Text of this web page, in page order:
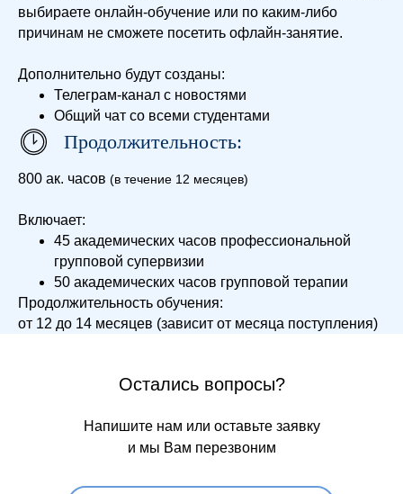
выбираете онлайн-обучение или по каким-либо
причинам не сможете посетить офлайн-занятие.
Дополнительно будут созданы:
Телеграм-канал с новостями
Общий чат со всеми студентами
Продолжительность:
800 ак. часов (в течение 12 месяцев)
Включает:
45 академических часов профессиональной
групповой супервизии
50 академических часов групповой терапии
Продолжительность обучения:
от 12 до 14 месяцев (зависит от месяца поступления)
Остались вопросы?
Напишите нам или оставьте заявку
и мы Вам перезвоним